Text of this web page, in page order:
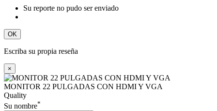
Su reporte no pudo ser enviado
OK
Escriba su propia reseña
×
MONITOR 22 PULGADAS CON HDMI Y VGA
Quality
Su nombre*